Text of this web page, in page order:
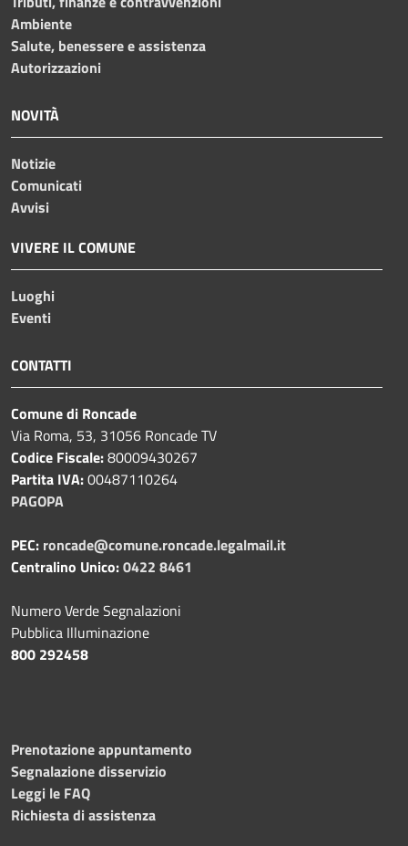
Ambiente
Salute, benessere e assistenza
Autorizzazioni
NOVITÀ
Notizie
Comunicati
Avvisi
VIVERE IL COMUNE
Luoghi
Eventi
CONTATTI
Comune di Roncade
Via Roma, 53, 31056 Roncade TV
Codice Fiscale:80009430267
Partita IVA:00487110264
PAGOPA
PEC: roncade@comune.roncade.legalmail.it
Centralino Unico:0422 8461
Numero Verde Segnalazioni
Pubblica Illuminazione
800 292458
Prenotazione appuntamento
Segnalazione disservizio
Leggi le FAQ
Richiesta di assistenza